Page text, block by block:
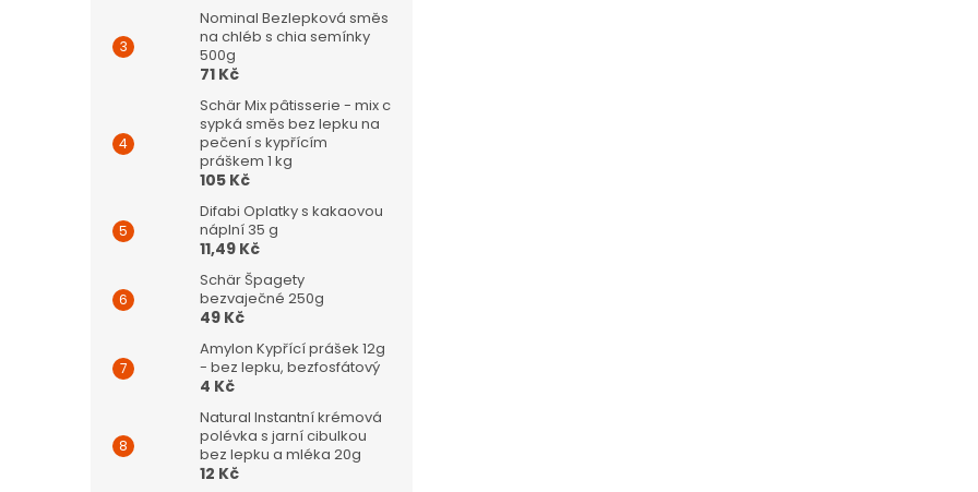
Nominal Bezlepková směs
na chléb s chia semínky
500g
71 Kč
Schär Mix pâtisserie - mix c
sypká směs bez lepku na
pečení s kypřícím
práškem 1 kg
105 Kč
Difabi Oplatky s kakaovou
náplní 35 g
11,49 Kč
Schär Špagety
bezvaječné 250g
49 Kč
Amylon Kypřící prášek 12g
- bez lepku, bezfosfátový
4 Kč
Natural Instantní krémová
polévka s jarní cibulkou
bez lepku a mléka 20g
12 Kč